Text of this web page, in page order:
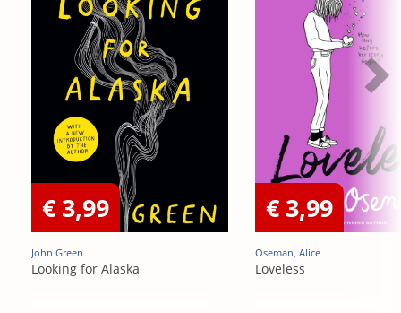
€ 3,99
John Green
Looking for Alaska
€ 3,99
Oseman, Alice
Loveless